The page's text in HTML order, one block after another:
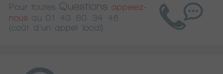
Pour toutes Questions appelez-
nous au 01 43 60 34 46
(coût d'un appel local)